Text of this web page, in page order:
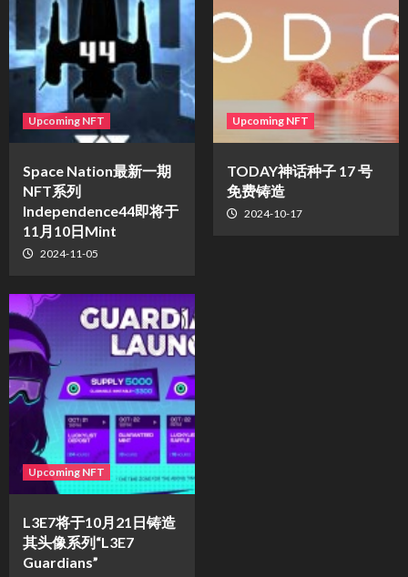
Upcoming NFT
Space Nation最新一期
NFT系列
Independence44即将于
11月10日Mint
2024-11-05
Upcoming NFT
TODAY神话种子 17 号
免费铸造
2024-10-17
Upcoming NFT
L3E7将于10月21日铸造
其头像系列“L3E7
Guardians”